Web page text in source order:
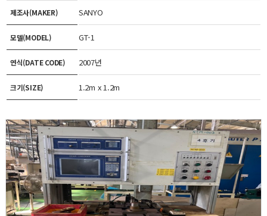
제조사(MAKER) SANYO
모델(MODEL) GT-1
연식(DATE CODE) 2007년
크기(SIZE) 1.2m x 1.2m